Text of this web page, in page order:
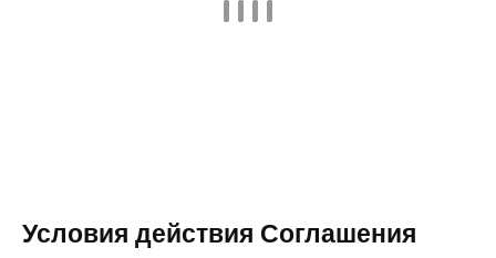
Условия действия Соглашения